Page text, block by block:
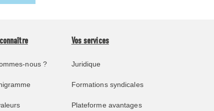
nous ?
Vos services
Juridique
Formations syndicales
Plateforme avantages